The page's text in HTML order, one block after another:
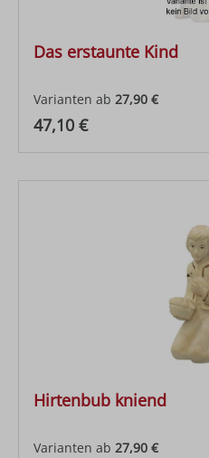
Das erstaunte Kind
Varianten ab 27,90 €
Regulärer Preis:
47,10 €
Hirtenbub kniend
Varianten ab 27,90 €